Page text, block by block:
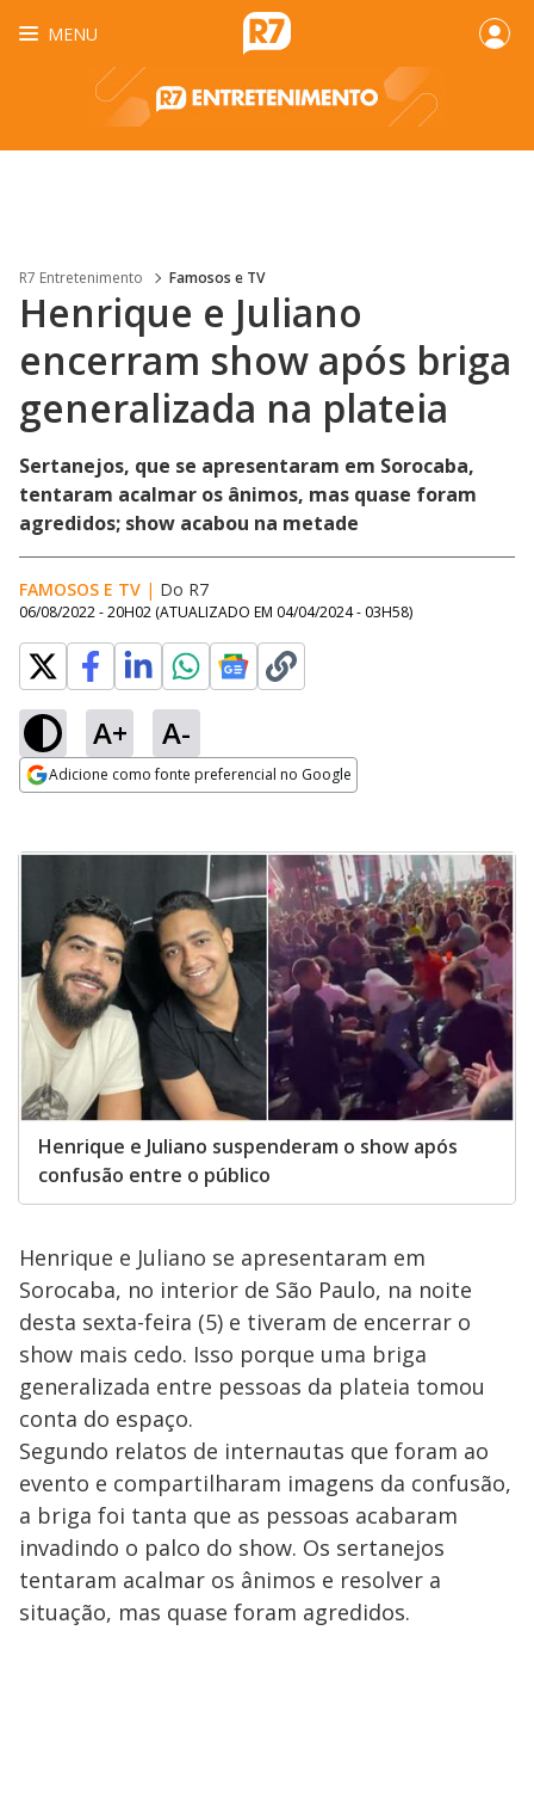
MENU
R7 Entretenimento Famosos e TV
Henrique e Juliano
encerram show após briga
generalizada na plateia
Sertanejos, que se apresentaram em Sorocaba,
tentaram acalmar os ânimos, mas quase foram
agredidos; show acabou na metade
FAMOSOS E TV | Do R7
06/08/2022 - 20H02 (ATUALIZADO EM 04/04/2024 - 03H58)
A+ A-
Adicione como fonte preferencial no Google
Henrique e Juliano suspenderam o show após
confusão entre o público
Henrique e Juliano se apresentaram em
Sorocaba, no interior de São Paulo, na noite
desta sexta-feira (5) e tiveram de encerrar o
show mais cedo. Isso porque uma briga
generalizada entre pessoas da plateia tomou
conta do espaço.
Segundo relatos de internautas que foram ao
evento e compartilharam imagens da confusão,
a briga foi tanta que as pessoas acabaram
invadindo o palco do show. Os sertanejos
tentaram acalmar os ânimos e resolver a
situação, mas quase foram agredidos.